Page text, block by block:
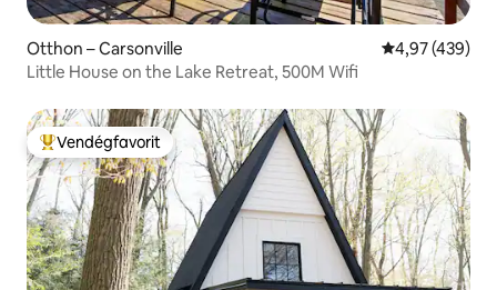
Otthon – Carsonville Átlagos
4,97 (439)
Little House on the Lake Retreat, 500M Wifi
Kiemelt vendégfavorit
Vendégfavorit